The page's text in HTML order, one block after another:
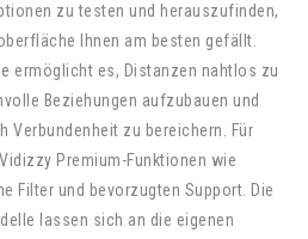
zu testen und herauszufinden,
Ihnen am besten gefällt.
ermöglicht es, Distanzen nahtlos zu
Beziehungen aufzubauen und
Verbundenheit zu bereichern. Für
Premium-Funktionen wie
Filter und bevorzugten Support. Die
lassen sich an die eigenen